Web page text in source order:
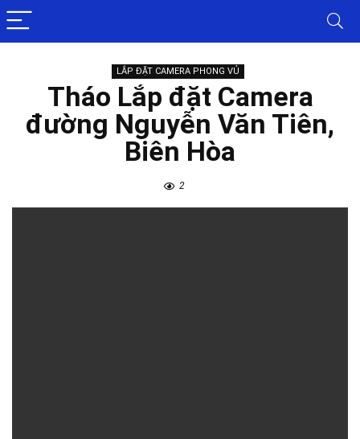
LẮP ĐẶT CAMERA PHONG VỦ
Tháo Lắp đặt Camera
đường Nguyễn Văn Tiên,
Biên Hòa
2